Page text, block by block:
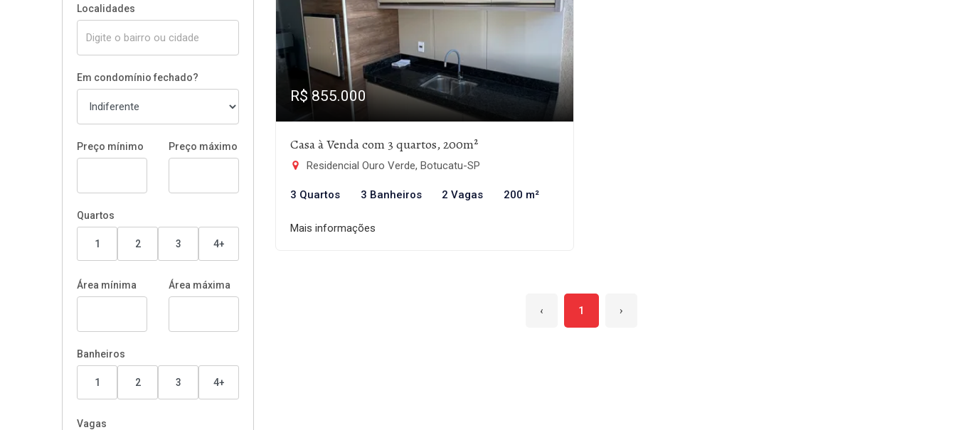
Localidades
Em condomínio fechado?
Preço mínimo Preço máximo
Quartos
1 2 3 4+
Área mínima Área máxima
Banheiros
1 2 3 4+
Vagas
R$ 855.000
Casa à Venda com 3 quartos, 200m²
Residencial Ouro Verde, Botucatu-SP
3 Quartos 3 Banheiros 2 Vagas 200 m²
Mais informações
‹ 1 ›